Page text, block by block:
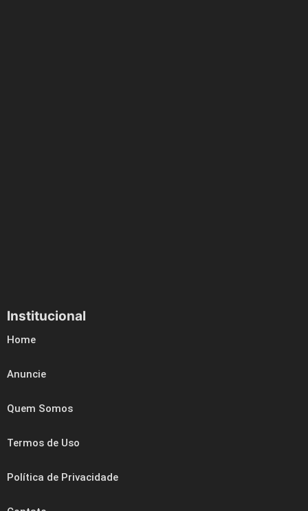
Institucional
Home
Anuncie
Quem Somos
Termos de Uso
Política de Privacidade